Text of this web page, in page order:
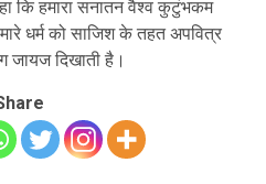
कि हमारा सनातन वैश्व कुटुंभकम
धर्म को साजिश के तहत अपवित्र
जायज दिखाती है।